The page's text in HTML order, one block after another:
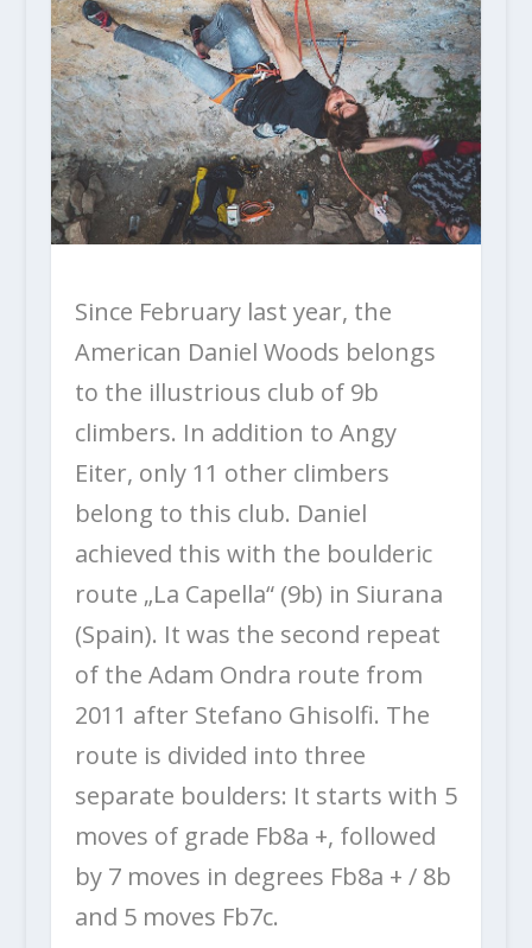
Since February last year, the
American Daniel Woods belongs
to the illustrious club of 9b
climbers. In addition to Angy
Eiter, only 11 other climbers
belong to this club. Daniel
achieved this with the boulderic
route „La Capella“ (9b) in Siurana
(Spain). It was the second repeat
of the Adam Ondra route from
2011 after Stefano Ghisolfi. The
route is divided into three
separate boulders: It starts with 5
moves of grade Fb8a +, followed
by 7 moves in degrees Fb8a + / 8b
and 5 moves Fb7c.